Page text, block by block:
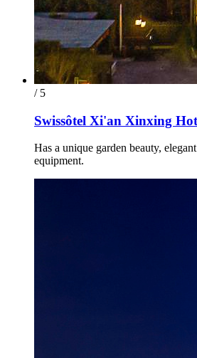
/ 5
Swissôtel Xi'an Xinxing
Has a unique garden beauty,
equipment.